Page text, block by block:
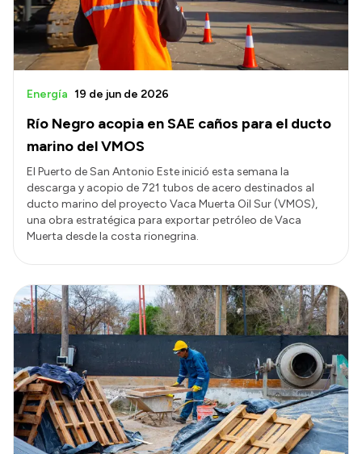
Río Negro acopia en SAE caños para el ducto
marino del VMOS
Energía 19 de jun de 2026
El Puerto de San Antonio Este inició esta semana la
descarga y acopio de 721 tubos de acero destinados al
ducto marino del proyecto Vaca Muerta Oil Sur (VMOS),
una obra estratégica para exportar petróleo de Vaca
Muerta desde la costa rionegrina.